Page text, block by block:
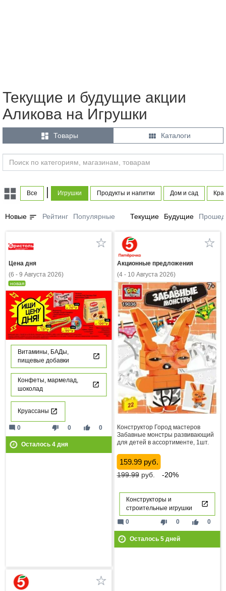
Текущие и будущие акции
Аликова на Игрушки
 Товары  Каталоги
Все Игрушки Продукты и напитки Дом и сад
Новые sort Рейтинг Популярные Текущие Будущие
Цена дня
(6 - 9 Августа 2026)
новая
Витамины, БАДы,
пищевые добавки
Конфеты, мармелад,
шоколад
Круассаны
thumb_down 0 thumb_up 0
mode_comment 0
Осталось 4дня
Акционные предложения
(4 - 10 Августа 2026)
Конструктор Город мастеров
Забавные монстры развивающий
для детей в ассортименте, 1шт.
159.99 руб.
199.99руб. -20%
Конструкторы и
строительные игрушки
thumb_down 0 thumb_up 0
mode_comment 0
Осталось 5дней